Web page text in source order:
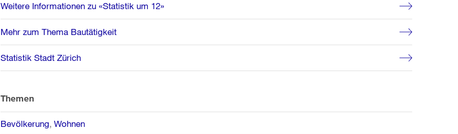
Weitere Informationen zu «Statistik um 12»
Mehr zum Thema Bautätigkeit
Statistik Stadt Zürich
Themen
Bevölkerung Wohnen